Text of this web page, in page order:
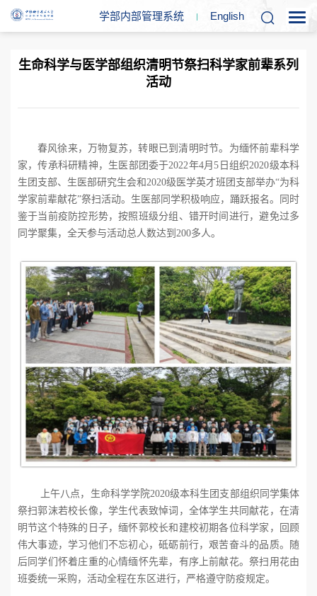
学部内部管理系统 English
生命科学与医学部组织清明节祭扫科学家前辈系列
活动
春风徐来，万物复苏，转眼已到清明时节。为缅怀前辈科学
家，传承科研精神，生医部团委于2022年4月5 日组织2020级本科
生团支部、生医部研究生会和2020级医学英才班团支部举办“为科
学家前辈献花”祭扫活动。生医部同学积极响应，踊跃报名。同时
鉴于当前疫防控形势，按照班级分组、错开时间进行，避免过多
同学聚集，全天参与活动总人数达到 200多人。
上午八点，生命科学学院2020级本科生团支部组织同学集体
祭扫郭沫若校长像，学生代表致悼词，全体学生共同献花，在清
明节这个特殊的日子，缅怀郭校长和建校初期各位科学家，回顾
伟大事迹，学习他们不忘初心，砥砺前行，艰苦奋斗的品质。随
后同学们怀着庄重的心情缅怀先辈，有序上前献花。祭扫用花由
班委统一采购，活动全程在东区进行，严格遵守防疫规定。